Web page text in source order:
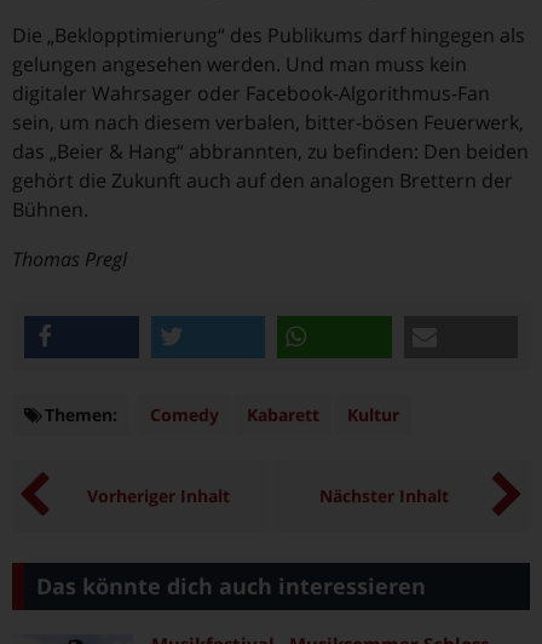
Die „Beklopptimierung“ des Publikums darf hingegen als
gelungen angesehen werden. Und man muss kein
digitaler Wahrsager oder Facebook-Algorithmus-Fan
sein, um nach diesem verbalen, bitter-bösen Feuerwerk,
das „Beier & Hang“ abbrannten, zu befinden: Den beiden
gehört die Zukunft auch auf den analogen Brettern der
Bühnen.
Thomas Pregl
Themen: Themen
Comedy Kabarett Kultur
Vorheriger Inhalt Nächster Inhalt
Das könnte dich auch interessieren